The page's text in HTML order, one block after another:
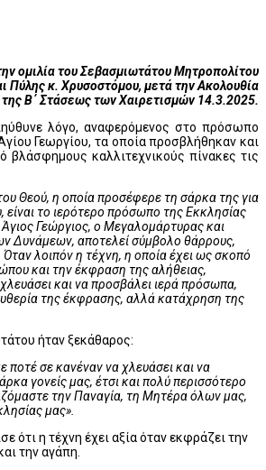
ομιλία του Σεβασμιωτάτου Μητροπολίτου
Πύλης κ. Χρυσοστόμου, μετά την Ακολουθία
της Β΄ Στάσεως των Xαιρετισμών 14.3.2025.
λόγο, αναφερόμενος στο πρόσωπο
Γεωργίου, τα οποία προσβλήθηκαν και
βλάσφημους καλλιτεχνικούς πίνακες τις
Θεού, η οποία προσέφερε τη σάρκα της για
είναι το ιερότερο πρόσωπο της Εκκλησίας
Γεώργιος, ο Μεγαλομάρτυρας και
Δυνάμεων, αποτελεί σύμβολο θάρρους,
Όταν λοιπόν η τέχνη, η οποία έχει ως σκοπό
και την έκφραση της αλήθειας,
χλευάσει και να προσβάλει ιερά πρόσωπα,
της έκφρασης, αλλά κατάχρηση της
ήταν ξεκάθαρος:
ποτέ σε κανέναν να χλευάσει και να
γονείς μας, έτσι και πολύ περισσότερο
την Παναγία, τη Μητέρα όλων μας,
μας».
ότι η τέχνη έχει αξία όταν εκφράζει την
την αγάπη.